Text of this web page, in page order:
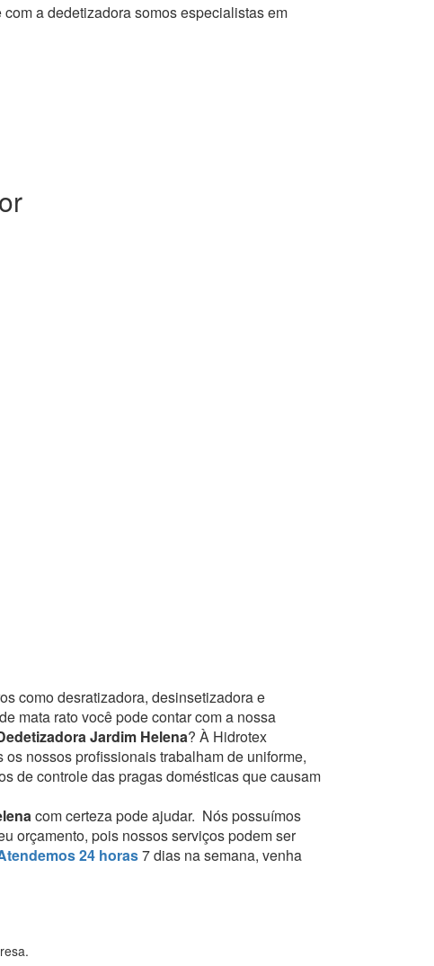
a dedetizadora somos especialistas em
como desratizadora, desinsetizadora e
mata rato você pode contar com a nossa
Jardim Helena? À Hidrotex
nossos profissionais trabalham de uniforme,
de controle das pragas domésticas que causam
com certeza pode ajudar. Nós possuímos
orçamento, pois nossos serviços podem ser
24 horas7 dias na semana, venha